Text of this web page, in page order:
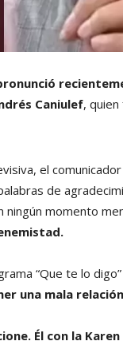
Caniulef,
el
de
momento
“Que te lo digo”
una mala relación
Él con la